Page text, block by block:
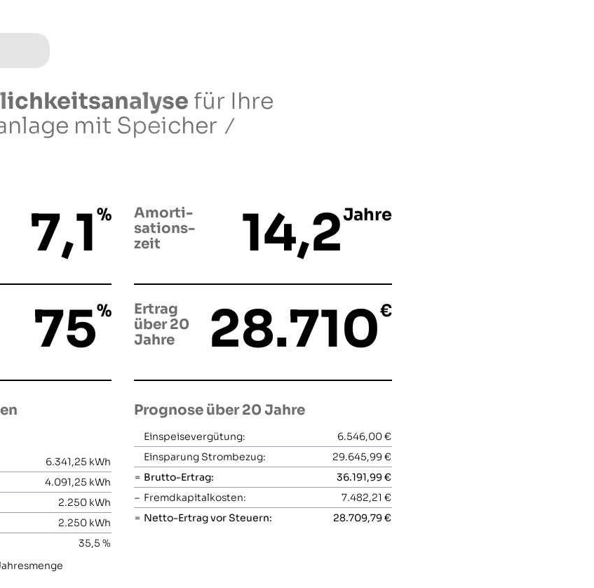
für Ihre
mit Speicher
7,1 %
Amorti­
sations­
zeit
14,2Jahre
75%
Ertrag
über 20
Jahre
28.710€
6.341,25 kWh
4.091,25 kWh
2.250 kWh
2.250 kWh
35,5 %
Prognose über 20 Jahre
Einspeisevergütung:
6.546,00 €
Einsparung Strombezug:
29.645,99 €
= Brutto-Ertrag:
36.191,99 €
– Fremdkapitalkosten:
7.482,21 €
= Netto-Ertrag vor Steuern: 28.709,79 €